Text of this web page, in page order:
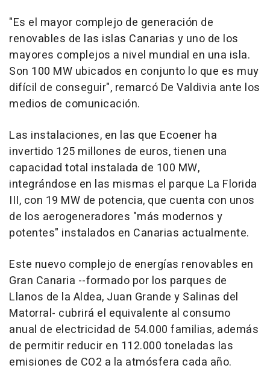
"Es el mayor complejo de generación de
renovables de las islas Canarias y uno de los
mayores complejos a nivel mundial en una isla.
Son 100 MW ubicados en conjunto lo que es muy
difícil de conseguir", remarcó De Valdivia ante los
medios de comunicación.
Las instalaciones, en las que Ecoener ha
invertido 125 millones de euros, tienen una
capacidad total instalada de 100 MW,
integrándose en las mismas el parque La Florida
III, con 19 MW de potencia, que cuenta con unos
de los aerogeneradores "más modernos y
potentes" instalados en Canarias actualmente.
Este nuevo complejo de energías renovables en
Gran Canaria --formado por los parques de
Llanos de la Aldea, Juan Grande y Salinas del
Matorral- cubrirá el equivalente al consumo
anual de electricidad de 54.000 familias, además
de permitir reducir en 112.000 toneladas las
emisiones de CO2 a la atmósfera cada año.